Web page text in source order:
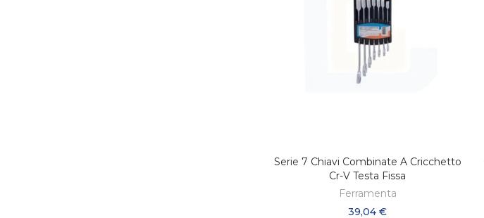
AGGIUNGI AL CARRELLO
Serie 7 Chiavi Combinate A Cricchetto
Cr-V Testa Fissa
Ferramenta
39,04 €